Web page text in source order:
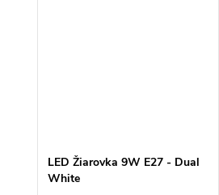
LED Žiarovka 9W E27 - Dual
White